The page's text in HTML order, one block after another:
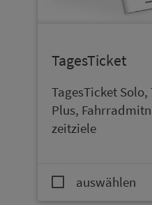
TagesTicket
TagesTicket Solo,
Plus,
zeitziele
auswählen